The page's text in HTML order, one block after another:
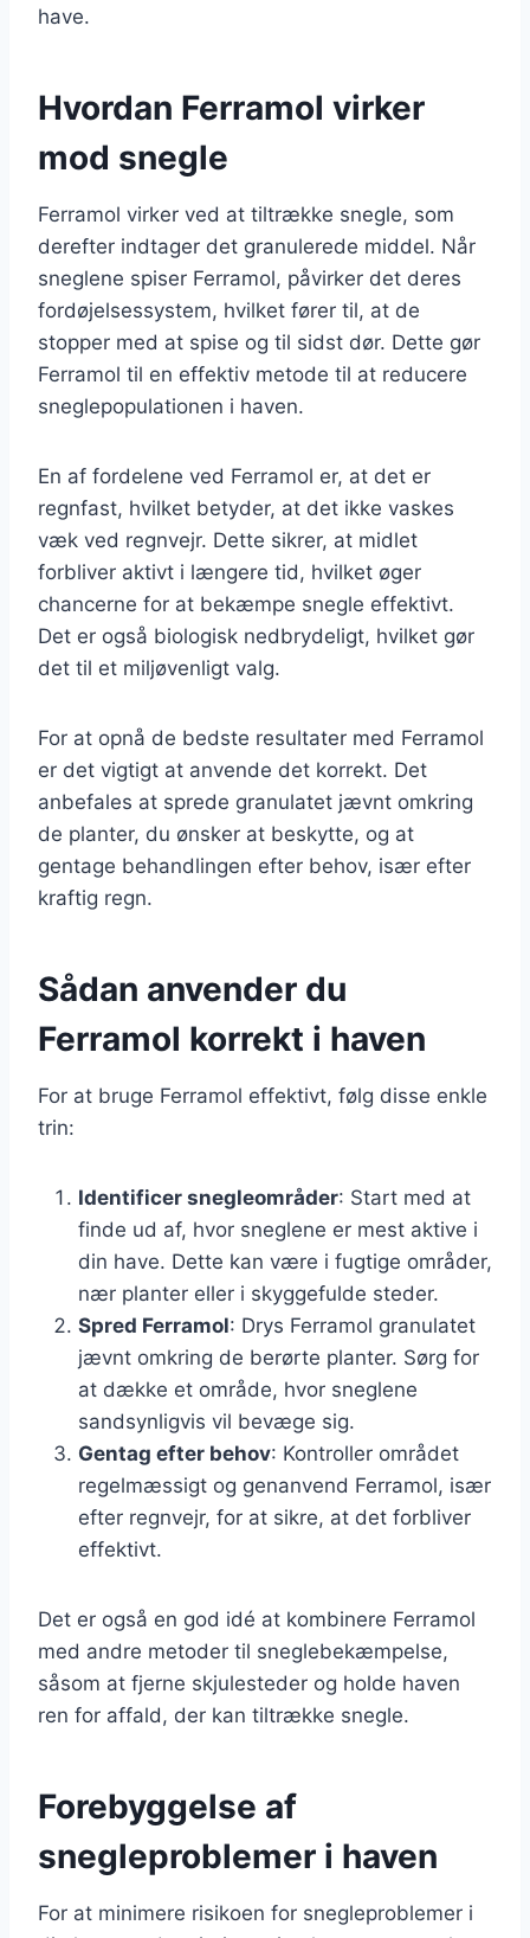
have.
Hvordan Ferramol virker
mod snegle
Ferramol virker ved at tiltrække snegle, som
derefter indtager det granulerede middel. Når
sneglene spiser Ferramol, påvirker det deres
fordøjelsessystem, hvilket fører til, at de
stopper med at spise og til sidst dør. Dette gør
Ferramol til en effektiv metode til at reducere
sneglepopulationen i haven.
En af fordelene ved Ferramol er, at det er
regnfast, hvilket betyder, at det ikke vaskes
væk ved regnvejr. Dette sikrer, at midlet
forbliver aktivt i længere tid, hvilket øger
chancerne for at bekæmpe snegle effektivt.
Det er også biologisk nedbrydeligt, hvilket gør
det til et miljøvenligt valg.
For at opnå de bedste resultater med Ferramol
er det vigtigt at anvende det korrekt. Det
anbefales at sprede granulatet jævnt omkring
de planter, du ønsker at beskytte, og at
gentage behandlingen efter behov, især efter
kraftig regn.
Sådan anvender du
Ferramol korrekt i haven
For at bruge Ferramol effektivt, følg disse enkle
trin:
Identificer snegleområder: Start med at
finde ud af, hvor sneglene er mest aktive i
din have. Dette kan være i fugtige områder,
nær planter eller i skyggefulde steder.
Spred Ferramol: Drys Ferramol granulatet
jævnt omkring de berørte planter. Sørg for
at dække et område, hvor sneglene
sandsynligvis vil bevæge sig.
Gentag efter behov: Kontroller området
regelmæssigt og genanvend Ferramol, især
efter regnvejr, for at sikre, at det forbliver
effektivt.
Det er også en god idé at kombinere Ferramol
med andre metoder til sneglebekæmpelse,
såsom at fjerne skjulesteder og holde haven
ren for affald, der kan tiltrække snegle.
Forebyggelse af
snegleproblemer i haven
For at minimere risikoen for snegleproblemer i